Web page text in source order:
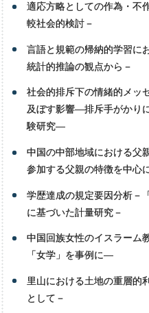
適応方略としての作為・不
較社会的検討－
言語と規範の帰納的学習に
統計的推論の観点から－
社会的排斥下の情緒的メッ
及ぼす影響―排斥手がかり
験研究―
中国の中部地域における父
参加する父親の特徴を中心
学歴達成の規定要因分析－
に基づいた計量研究－
中国回族女性のイスラーム
「女学」を事例に―
里山における土地の重層的
として－